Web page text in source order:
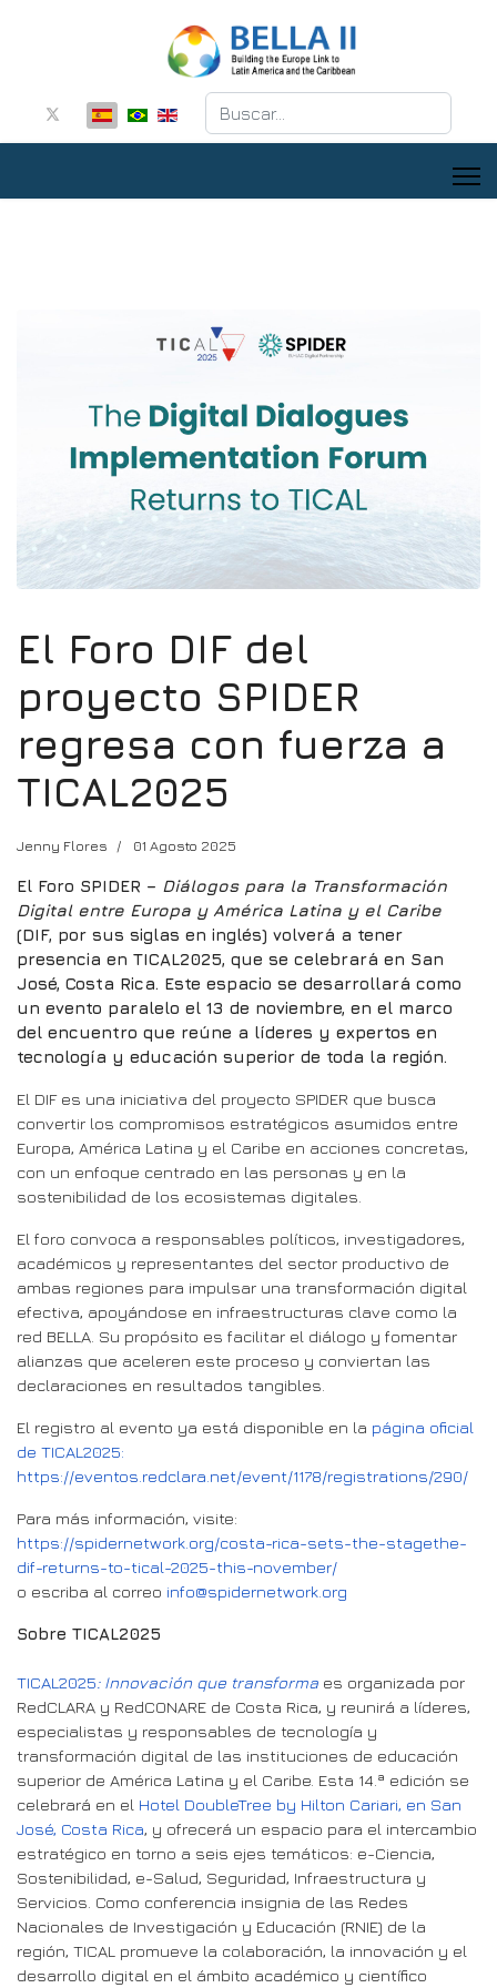
Buscar
El Foro DIF del
proyecto SPIDER
regresa con fuerza a
TICAL2025
Jenny Flores 01 Agosto 2025
El Foro SPIDER – Diálogos para la Transformación
Digital entre Europa y América Latina y el Caribe
(DIF, por sus siglas en inglés) volverá a tener
presencia en TICAL2025, que se celebrará en San
José, Costa Rica. Este espacio se desarrollará como
un evento paralelo el 13 de noviembre, en el marco
del encuentro que reúne a líderes y expertos en
tecnología y educación superior de toda la región.
El DIF es una iniciativa del proyecto SPIDER que busca
convertir los compromisos estratégicos asumidos entre
Europa, América Latina y el Caribe en acciones concretas,
con un enfoque centrado en las personas y en la
sostenibilidad de los ecosistemas digitales.
El foro convoca a responsables políticos, investigadores,
académicos y representantes del sector productivo de
ambas regiones para impulsar una transformación digital
efectiva, apoyándose en infraestructuras clave como la
red BELLA. Su propósito es facilitar el diálogo y fomentar
alianzas que aceleren este proceso y conviertan las
declaraciones en resultados tangibles.
El registro al evento ya está disponible en la página oficial
de TICAL2025:
https://eventos.redclara.net/event/1178/registrations/290/
Para más información, visite:
https://spidernetwork.org/costa-rica-sets-the-stagethe-
dif-returns-to-tical-2025-this-november/
o escriba al correo info@spidernetwork.org
Sobre TICAL2025
TICAL2025: Innovación que transforma es organizada por
RedCLARA y RedCONARE de Costa Rica, y reunirá a líderes,
especialistas y responsables de tecnología y
transformación digital de las instituciones de educación
superior de América Latina y el Caribe. Esta 14.ª edición se
celebrará en el Hotel DoubleTree by Hilton Cariari, en San
José, Costa Rica, y ofrecerá un espacio para el intercambio
estratégico en torno a seis ejes temáticos: e-Ciencia,
Sostenibilidad, e-Salud, Seguridad, Infraestructura y
Servicios. Como conferencia insignia de las Redes
Nacionales de Investigación y Educación (RNIE) de la
región, TICAL promueve la colaboración, la innovación y el
desarrollo digital en el ámbito académico y científico